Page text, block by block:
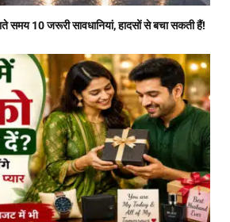
समय 10 जरूरी सावधानियां, हादसों से बचा सकती हैं!